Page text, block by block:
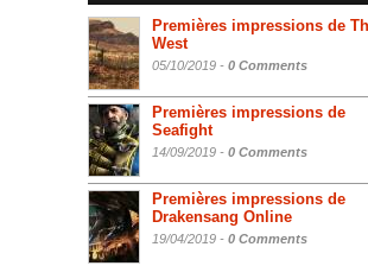
Premières impressions de
West
05/10/2019 - 0 Comments
Premières impressions de
Seafight
14/09/2019 - 0 Comments
Premières impressions de
Drakensang Online
19/04/2019 - 0 Comments